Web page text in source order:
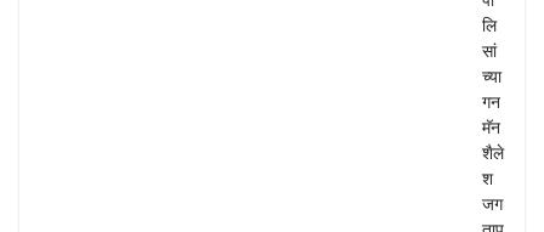
लि
सां
च्या
गन
मॅन
शैले
श
जग